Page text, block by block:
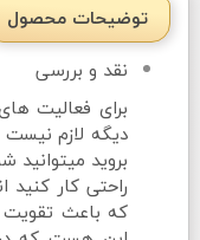
توضیحات محصول
نقد و بررسی
برای فعالیت
دیگه لازم
بروید میتوانید
راحتی کار
که باعث